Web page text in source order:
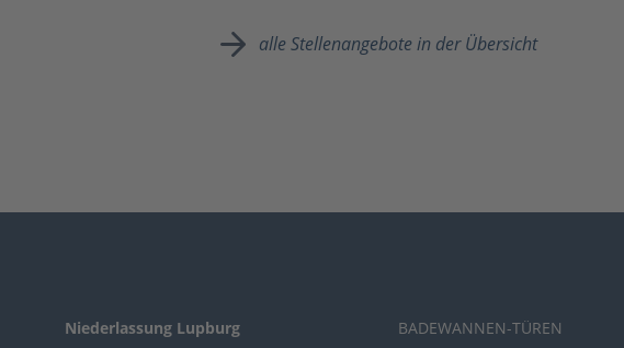
alle Stellenangebote in der Übersicht
Niederlassung Lupburg BADEWANNEN-TÜREN